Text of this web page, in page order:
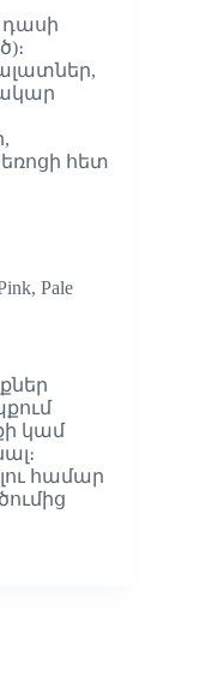
դասի
հետ
Pale
կամ
համար